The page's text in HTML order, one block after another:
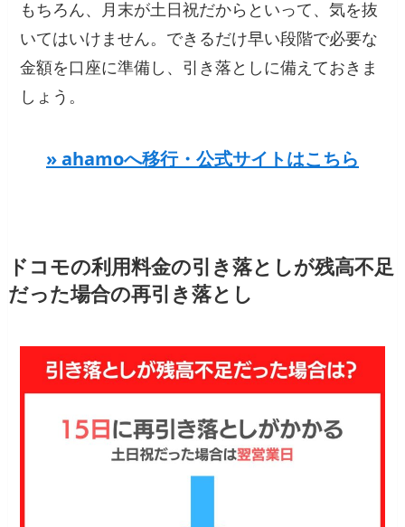
もちろん、月末が土日祝だからといって、気を抜
いてはいけません。できるだけ早い段階で必要な
金額を口座に準備し、引き落としに備えておきま
しょう。
» ahamoへ移行・公式サイトはこちら
ドコモの利用料金の引き落としが残高不足
だった場合の再引き落とし